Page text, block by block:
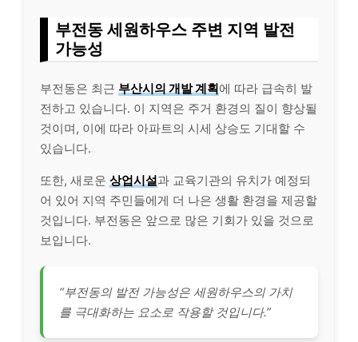
부전동 세원하우스 주변 지역 발전
가능성
부전동은 최근 부산시의 개발 계획에 따라 급속히 발
전하고 있습니다. 이 지역은 주거 환경의 질이 향상될
것이며, 이에 따라 아파트의 시세 상승도 기대할 수
있습니다.
또한, 새로운 상업시설과 교육기관의 유치가 예정되
어 있어 지역 주민들에게 더 나은 생활 환경을 제공할
것입니다. 부전동은 앞으로 많은 기회가 있을 것으로
보입니다.
“부전동의 발전 가능성은 세원하우스의 가치
를 극대화하는 요소로 작용할 것입니다.”